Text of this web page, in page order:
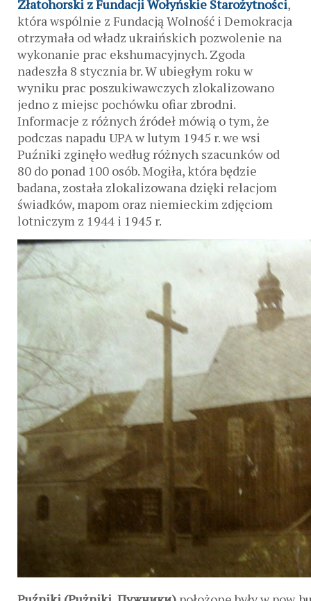
Złatohorski z Fundacji Wołyńskie Starożytności,
która wspólnie z Fundacją Wolność i Demokracja
otrzymała od władz ukraińskich pozwolenie na
wykonanie prac ekshumacyjnych. Zgoda
nadeszła 8 stycznia br. W ubiegłym roku w
wyniku prac poszukiwawczych zlokalizowano
jedno z miejsc pochówku ofiar zbrodni.
Informacje z różnych źródeł mówią o tym, że
podczas napadu UPA w lutym 1945 r. we wsi
Puźniki zginęło według różnych szacunków od
80 do ponad 100 osób. Mogiła, która będzie
badana, została zlokalizowana dzięki relacjom
świadków, mapom oraz niemieckim zdjęciom
lotniczym z 1944 i 1945 r.